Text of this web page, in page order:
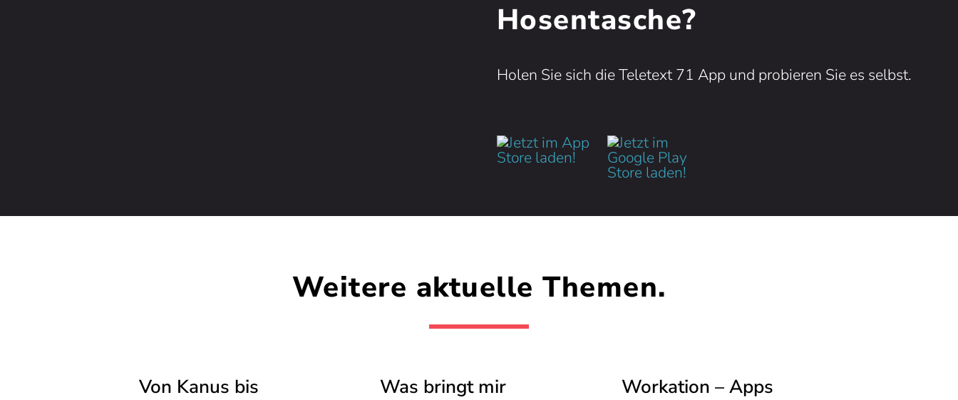
Hosentasche?
Holen Sie sich die Teletext 71 App und probieren Sie es selbst.
Weitere aktuelle Themen.
Von Kanus bis
Was bringt mir
Workation – Apps